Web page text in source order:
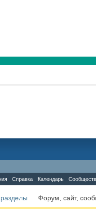
Справка Календарь
Форум, сайт,